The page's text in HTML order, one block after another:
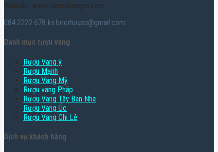
Website: www.hamruoungon.com
084.2222.678 ks.beerhouse@gmail.com
Danh mục rượu vang
Rượu Vang ý
Rượu Mạnh
Rượu Vang Mỹ
Rượu vang Pháp
Rượu Vang Tây Ban Nha
Rượu Vang Úc
Rượu Vang Chi Lê
Dịch vụ khách hàng